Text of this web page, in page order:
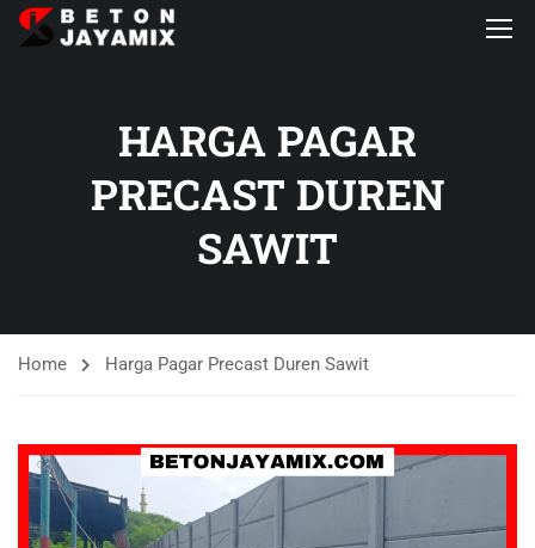
HARGA PAGAR
PRECAST DUREN
SAWIT
Home Harga Pagar Precast Duren Sawit